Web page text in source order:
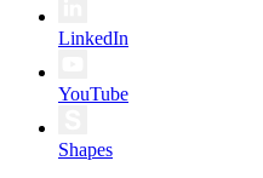
LinkedIn
YouTube
Shapes